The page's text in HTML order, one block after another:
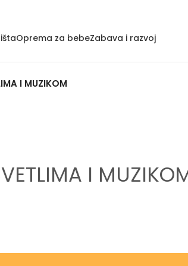
Oprema za bebeZabava i razvoj
I MUZIKOM
I